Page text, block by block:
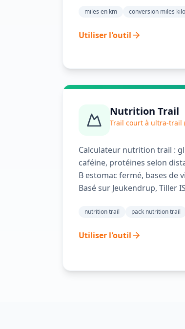
miles en km conversion miles
Utiliser l'outil
Nutrition Trail
Trail court à ultra-trail
Calculateur nutrition trail :
caféine, protéines selon
B estomac fermé, bases de
Basé sur Jeukendrup, Tiller
nutrition trail pack nutrition trail
Utiliser l'outil